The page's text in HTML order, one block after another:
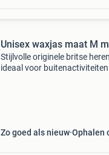
Unisex waxjas maat M
Stijlvolle originele britse
ideaal voor
Zo goed als nieuw Ophalen